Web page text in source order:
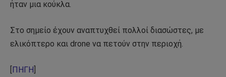
ήταν μια κούκλα.
Στο σημείο έχουν αναπτυχθεί πολλοί διασώστες, με
ελικόπτερο και drone να πετούν στην περιοχή.
ΠΗΓΗ